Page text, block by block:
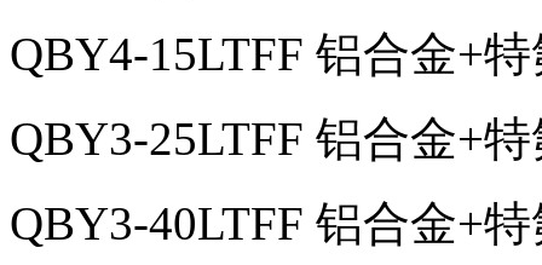
QBY4-15LTFF 铝合金+
QBY3-25LTFF 铝合金+
QBY3-40LTFF 铝合金+